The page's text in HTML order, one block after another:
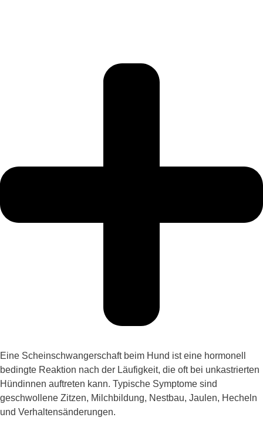
Eine Scheinschwangerschaft beim Hund ist eine hormonell
bedingte Reaktion nach der Läufigkeit, die oft bei unkastrierten
Hündinnen auftreten kann. Typische Symptome sind
geschwollene Zitzen, Milchbildung, Nestbau, Jaulen, Hecheln
und Verhaltensänderungen.